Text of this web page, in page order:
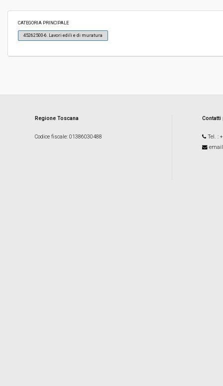
CATEGORIA PRINCIPALE
45262500-6. Lavori edili e di muratura
Regione Toscana
Codice fiscale: 01386030488 Tel. :
email